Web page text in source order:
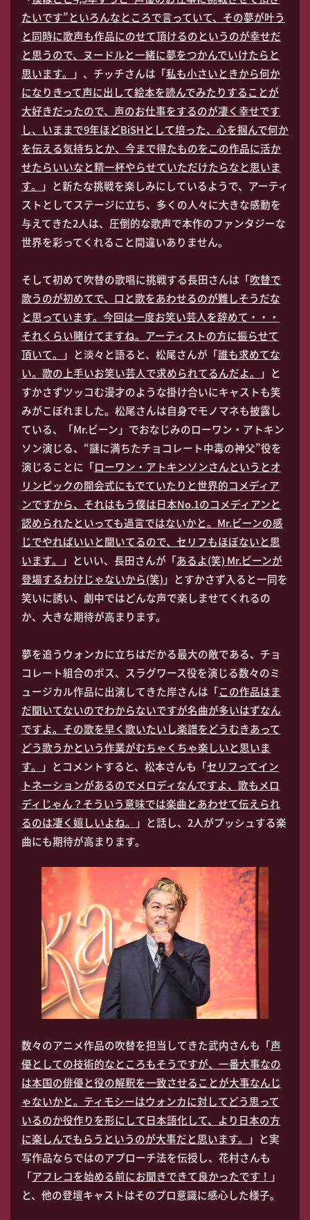
たいです”といろんなところで言っていて、その夢が叶う
と同時に歌声も作品にのせて頂けるのというのが幸せだ
と思うので、ヌードルと一緒に夢をつかんでいけたらと
思います。
」、チッチさんは「私も小さいときから何か
になりきって声に出して絵本を読んでみたりすることが
大好きだったので、声のお仕事をするのが凄く幸せです
し、いままで9年ほどBiSHとして培った、心を掴んで何か
を伝える気持ちとか、今まで得たものをこの作品に活か
せたらいいなと精一杯やらせていただけたらなと思いま
す。
」と新たな挑戦を楽しみにしているようで、アーティ
ストとしてステージに立ち、多くの人々に大きな感動を
与えてきた2人は、圧倒的な歌声で本作のファンタジーな
世界を彩ってくれること間違いありません。
そして初めて吹替の歌唱に挑戦する長田さんは「吹替で
歌うのが初めてで、口と歌をあわせるのが難しそうだな
と思っています。今回は一度お笑い芸人を辞めて・・・
それくらい賭けてますね。アーティストの方に振らせて
頂いて。
」と淡々と語ると、松尾さんが「誰も求めてな
い。歌の上手いお笑い芸人で求められてるんだよ。
」と
すかさずツッコむ漫才のような掛け合いにキャストも笑
みがこぼれました。松尾さんは自身でモノマネも披露し
ている、「Mr.ビーン」でおなじみのローワン・アトキン
ソン演じる、“謎に満ちたチョコレート中毒の神父”役を
演じることに「ローワン・アトキンソンさんというとオ
リンピックの開会式にもでていたりと世界的コメディア
ンですから、それはもう僕は日本No.1のコメディアンと
認められたといっても過言ではないかと。Mr.ビーンの感
じでやればいいと聞いてるので、セリフもほぼないと思
います。
」といい、長田さんが「あるよ(笑) Mr.ビーンが
登場するわけじゃないから(笑)」とすかさず入ると一同を
笑いに誘い、劇中ではどんな声で楽しませてくれるの
か、大きな期待が高まります。
夢を追うウォンカに立ちはだかる最大の敵である、チョ
コレート組合のボス、スラグワース役を演じる数々のミ
ュージカル作品に出演してきた岸さんは「この作品はま
だ聞いてないのでわからないですが名曲が多いはずなん
ですよ。その歌を早く歌いたいし楽譜をどうむきあって
どう歌うかという作業がむちゃくちゃ楽しいと思いま
す。
」とコメントすると、松本さんも「セリフってイン
トネーションがあるのでメロディなんですよ、歌もメロ
ディじゃん？そういう意味では楽曲とあわせて伝えられ
るのは凄く嬉しいよね。
」と話し、2人がプッシュする楽
曲にも期待が高まります。
数々のアニメ作品の吹替を担当してきた武内さんも「声
優としての技術的なところもそうですが、一番大事なの
は本国の俳優と役の解釈を一致させることが大事なんじ
ゃないかと。ティモシーはウォンカに対してどう思って
いるのか役作りを形にして日本語化して、より日本の方
に楽しんでもらうというのが大事だと思います。
」と実
写作品ならではのアプローチ法を伝授し、花村さんも
「アフレコを始める前にお聞きできて良かったです！ 」
と、他の登壇キャストはそのプロ意識に感心した様子。